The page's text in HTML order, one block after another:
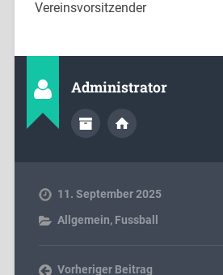
Vereinsvorsitzender
Administrator
11. September 2025
Allgemein, Fussball
Vorheriger Beitrag